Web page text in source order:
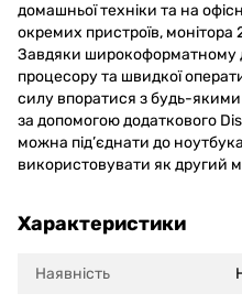
домашньої техніки та на
окремих пристроїв,
Завдяки широкоформатному
процесору та швидкої
силу впоратися з будь-
за допомогою додаткового
можна під’єднати до
використовувати як другий
Характеристики
Наявність